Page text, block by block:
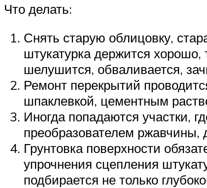
Что делать:
Снять старую облицовку,
штукатурка держится хорошо,
шелушится, обваливается,
Ремонт перекрытий
шпаклевкой, цементным
Иногда попадаются участки,
преобразователем ржавчины,
Грунтовка поверхности
упрочнения сцепления
подбирается не только